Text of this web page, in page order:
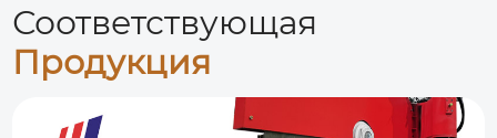
Соответствующая
Продукция